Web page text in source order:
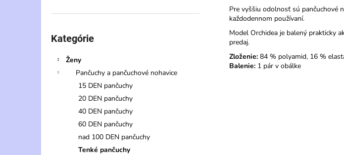
kategórie
Kategórie
Ženy
Pančuchy a pančuchové nohavice
15 DEN pančuchy
20 DEN pančuchy
40 DEN pančuchy
60 DEN pančuchy
nad 100 DEN pančuchy
Tenké pančuchy
Pre vyššiu odolnosť sú pančuchové
každodennom používaní.
Model Orchidea je balený prakticky
predaj.
Zloženie: 84 % polyamid, 16 %
Balenie: 1 pár v obálke